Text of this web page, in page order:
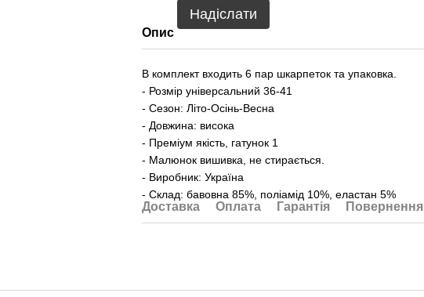
Надіслати
Опис
В комплект входить 6 пар шкарпеток та упаковка.
- Розмір універсальний 36-41
- Сезон: Літо-Осінь-Весна
- Довжина: висока
- Преміум якість, гатунок 1
- Малюнок вишивка, не стирається.
- Виробник: Україна
- Склад: бавовна 85%, поліамід 10%, еластан 5%
Доставка Оплата Гарантія Повернення